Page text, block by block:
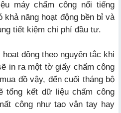
máy chấm công nổi tiếng
năng hoạt động bền bỉ và
tiết kiệm chi phí đầu tư.
hoạt động theo nguyên tắc khi
in ra một tờ giấy chấm công
đồ vậy, đến cuối tháng bộ
tổng kết dữ liệu chấm công
công như tạo vân tay hay